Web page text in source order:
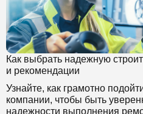
Как выбрать надежную
и рекомендации
Узнайте, как грамотно
компании, чтобы быть
надежности выполнения